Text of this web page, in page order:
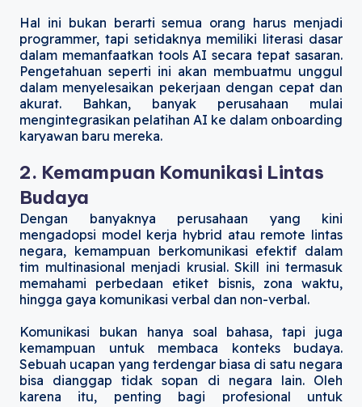
Hal ini bukan berarti semua orang harus menjadi
programmer, tapi setidaknya memiliki literasi dasar
dalam memanfaatkan tools AI secara tepat sasaran.
Pengetahuan seperti ini akan membuatmu unggul
dalam menyelesaikan pekerjaan dengan cepat dan
akurat. Bahkan, banyak perusahaan mulai
mengintegrasikan pelatihan AI ke dalam onboarding
karyawan baru mereka.
2. Kemampuan Komunikasi Lintas
Budaya
Dengan banyaknya perusahaan yang kini
mengadopsi model kerja hybrid atau remote lintas
negara, kemampuan berkomunikasi efektif dalam
tim multinasional menjadi krusial. Skill ini termasuk
memahami perbedaan etiket bisnis, zona waktu,
hingga gaya komunikasi verbal dan non-verbal.
Komunikasi bukan hanya soal bahasa, tapi juga
kemampuan untuk membaca konteks budaya.
Sebuah ucapan yang terdengar biasa di satu negara
bisa dianggap tidak sopan di negara lain. Oleh
karena itu, penting bagi profesional untuk